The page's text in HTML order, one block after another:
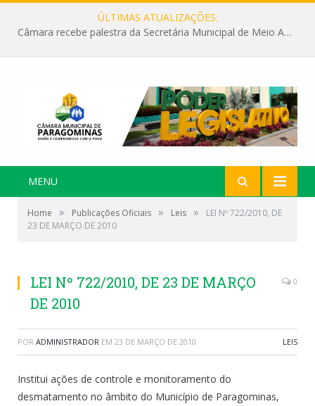
ÚLTIMAS ATUALIZAÇÕES:
Câmara recebe palestra da Secretária Municipal de Meio Ambiente sobre as ações da “SEMANA DO MEIO AMBIENTE”
MENU
Home » Publicações Oficiais » Leis »
LEI Nº 722/2010, DE
23 DE MARÇO DE 2010
LEI Nº 722/2010, DE 23 DE MARÇO
DE 2010
0
POR ADMINISTRADOR EM 23 DE MARÇO DE 2010 LEIS
Institui ações de controle e monitoramento do
desmatamento no âmbito do Município de Paragominas,